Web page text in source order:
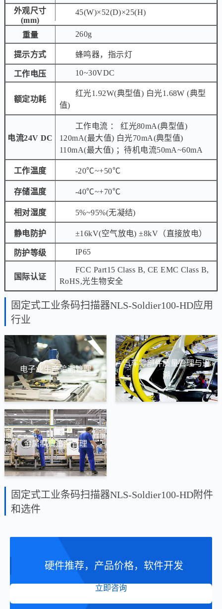
外观尺寸
(mm)
45(W)×52(D)×25(H)
重量 260g
提示方式 蜂鸣器，指示灯
工作电压 10~30VDC
额定功耗
红光1.92W(典型值) 白光1.68W (典型
值)
电流24V DC
工作电流 ： 红光80mA(典型值)
120mA(最大值) 白光70mA(典型值)
110mA(最大值) ；待机电流50mA~60mA
工作温度 -20℃~+50℃
存储温度 -40℃~+70℃
相对湿度 5%~95%(无凝结)
静电防护 ±16kV(空气放电) ±8kV（直接放电）
防护等级 IP65
国际认证
FCC Part15 Class B, CE EMC Class B,
RoHS,光生物安全
固定式工业条码扫描器NLS-Soldier100-HD应用
行业
电子业生产追溯管理
汽车零部件质量管理与追
溯
金属制造追溯管理
固定式工业条码扫描器NLS-Soldier100-HD附件
和选件
硬件推荐，产品价格，软件开发
立即咨询